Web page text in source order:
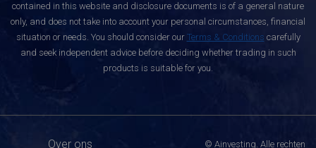
contained in this website and disclosure documents is of a general nature
only, and does not take into account your personal circumstances, financial
situation or needs. You should consider our Terms & Conditions carefully
and seek independent advice before deciding whether trading in such
products is suitable for you.
Over ons © Ainvesting. Alle rechten